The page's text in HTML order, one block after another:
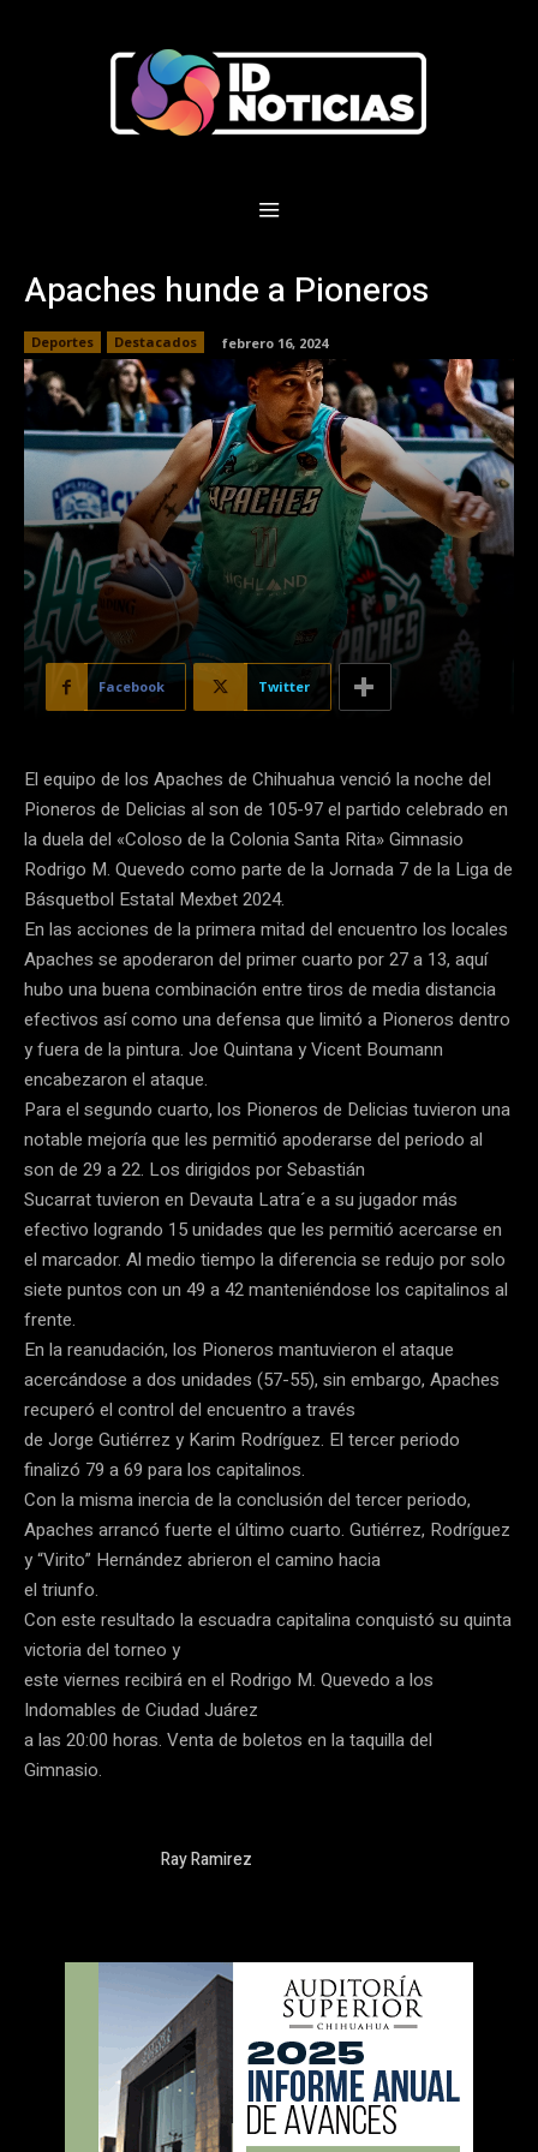
Apaches hunde a Pioneros
Deportes Destacados febrero 16, 2024
Facebook Twitter
El equipo de los Apaches de Chihuahua venció la noche del
Pioneros de Delicias al son de 105-97 el partido celebrado en
la duela del «Coloso de la Colonia Santa Rita» Gimnasio
Rodrigo M. Quevedo como parte de la Jornada 7 de la Liga de
Básquetbol Estatal Mexbet 2024.
En las acciones de la primera mitad del encuentro los locales
Apaches se apoderaron del primer cuarto por 27 a 13, aquí
hubo una buena combinación entre tiros de media distancia
efectivos así como una defensa que limitó a Pioneros dentro
y fuera de la pintura. Joe Quintana y Vicent Boumann
encabezaron el ataque.
Para el segundo cuarto, los Pioneros de Delicias tuvieron una
notable mejoría que les permitió apoderarse del periodo al
son de 29 a 22. Los dirigidos por Sebastián
Sucarrat tuvieron en Devauta Latra´e a su jugador más
efectivo logrando 15 unidades que les permitió acercarse en
el marcador. Al medio tiempo la diferencia se redujo por solo
siete puntos con un 49 a 42 manteniéndose los capitalinos al
frente.
En la reanudación, los Pioneros mantuvieron el ataque
acercándose a dos unidades (57-55), sin embargo, Apaches
recuperó el control del encuentro a través
de Jorge Gutiérrez y Karim Rodríguez. El tercer periodo
finalizó 79 a 69 para los capitalinos.
Con la misma inercia de la conclusión del tercer periodo,
Apaches arrancó fuerte el último cuarto. Gutiérrez, Rodríguez
y “Virito” Hernández abrieron el camino hacia
el triunfo.
Con este resultado la escuadra capitalina conquistó su quinta
victoria del torneo y
este viernes recibirá en el Rodrigo M. Quevedo a los
Indomables de Ciudad Juárez
a las 20:00 horas. Venta de boletos en la taquilla del
Gimnasio.
Ray Ramirez